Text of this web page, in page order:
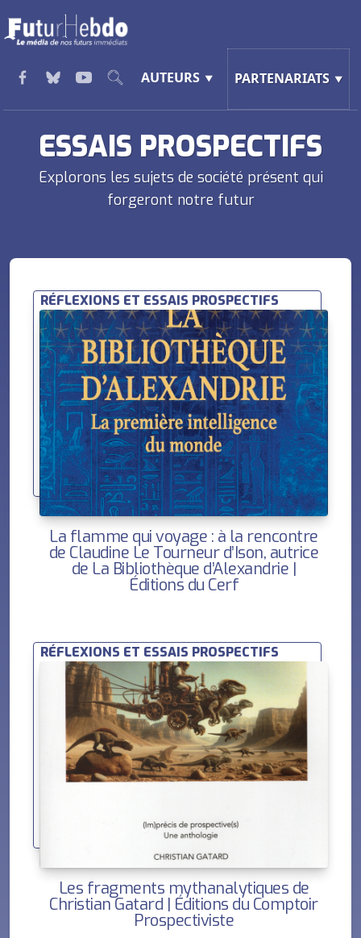
AUTEURS PARTENARIATS
ESSAIS PROSPECTIFS
Explorons les sujets de société présent qui
forgeront notre futur
RÉFLEXIONS ET ESSAIS PROSPECTIFS
La flamme qui voyage : à la rencontre
de Claudine Le Tourneur d’Ison, autrice
de La Bibliothèque d’Alexandrie |
Éditions du Cerf
RÉFLEXIONS ET ESSAIS PROSPECTIFS
Les fragments mythanalytiques de
Christian Gatard | Éditions du Comptoir
Prospectiviste